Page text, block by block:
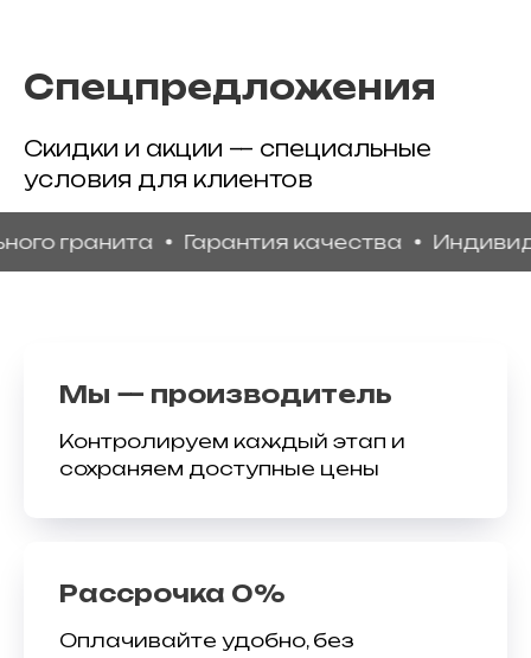
Спецпредложения
Скидки и акции — специальные
условия для клиентов
Гарантия качества
Мы — производитель
Контролируем каждый этап и
сохраняем доступные цены
Рассрочка 0%
Оплачивайте удобно, без